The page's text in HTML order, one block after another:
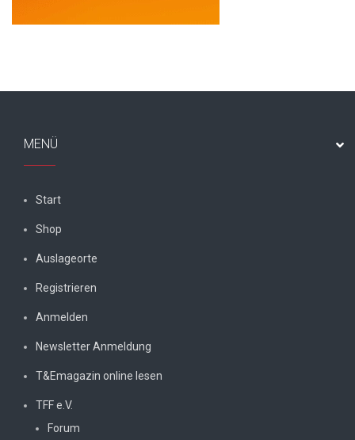
MENÜ
Start
Shop
Auslageorte
Registrieren
Anmelden
Newsletter Anmeldung
T&Emagazin online lesen
TFF e.V.
Forum